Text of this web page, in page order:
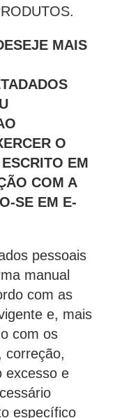
MAIS
O
EM
COM A
SE EM E-
pessoais
manual
com as
e, mais
com os
correção,
excesso e
específico